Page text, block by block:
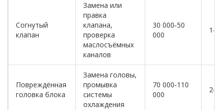
Согнутый
клапан
Замена или
правка
клапана,
проверка
маслосъёмных
каналов
30 000‑50
000
Повреждённая
головка блока
Замена головы,
промывка
системы
охлаждения
70 000‑110
000